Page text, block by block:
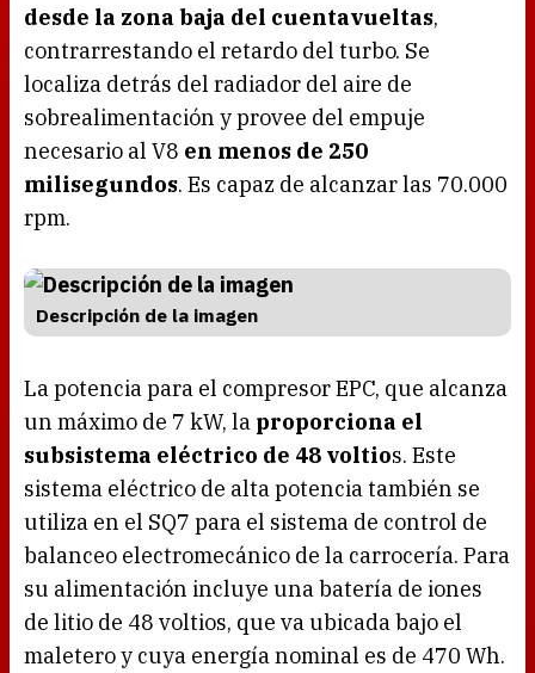
desde la zona baja del cuentavueltas,
contrarrestando el retardo del turbo. Se
localiza detrás del radiador del aire de
sobrealimentación y provee del empuje
necesario al V8 en menos de 250
milisegundos. Es capaz de alcanzar las 70.000
rpm.
Descripción de la imagen
La potencia para el compresor EPC, que alcanza
un máximo de 7 kW, la proporciona el
subsistema eléctrico de 48 voltios. Este
sistema eléctrico de alta potencia también se
utiliza en el SQ7 para el sistema de control de
balanceo electromecánico de la carrocería. Para
su alimentación incluye una batería de iones
de litio de 48 voltios, que va ubicada bajo el
maletero y cuya energía nominal es de 470 Wh.